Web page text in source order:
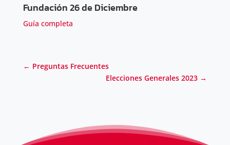
Fundación 26 de Diciembre
Guía completa
← Preguntas Frecuentes
Elecciones Generales 2023 →